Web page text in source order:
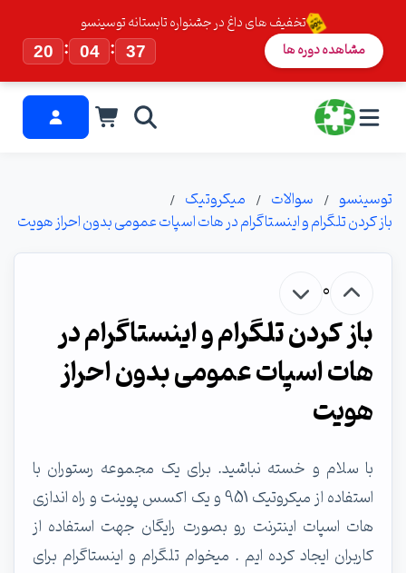
تخفیف های داغ در جشنواره تابستانه توسینسو
20
: 04 : 36 مشاهده دوره ها
توسینسو سوالات
میکروتیک
باز کردن تلگرام و اینستاگرام در هات اسپات عمومی بدون احراز هویت
0
باز کردن تلگرام و اینستاگرام در
هات اسپات عمومی بدون احراز
هویت
با سلام و خسته نباشید. برای یک مجموعه رستوران با
استفاده از میکروتیک 951 و یک اکسس پوینت و راه اندازی
هات اسپات اینترنت رو بصورت رایگان جهت استفاده از
کاربران ایجاد کرده ایم . میخوام تلگرام و اینستاگرام برای